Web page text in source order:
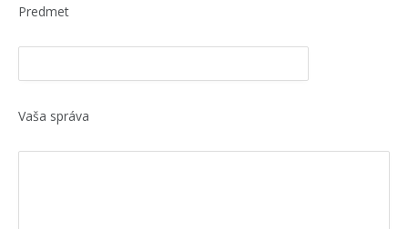
Predmet
Vaša správa